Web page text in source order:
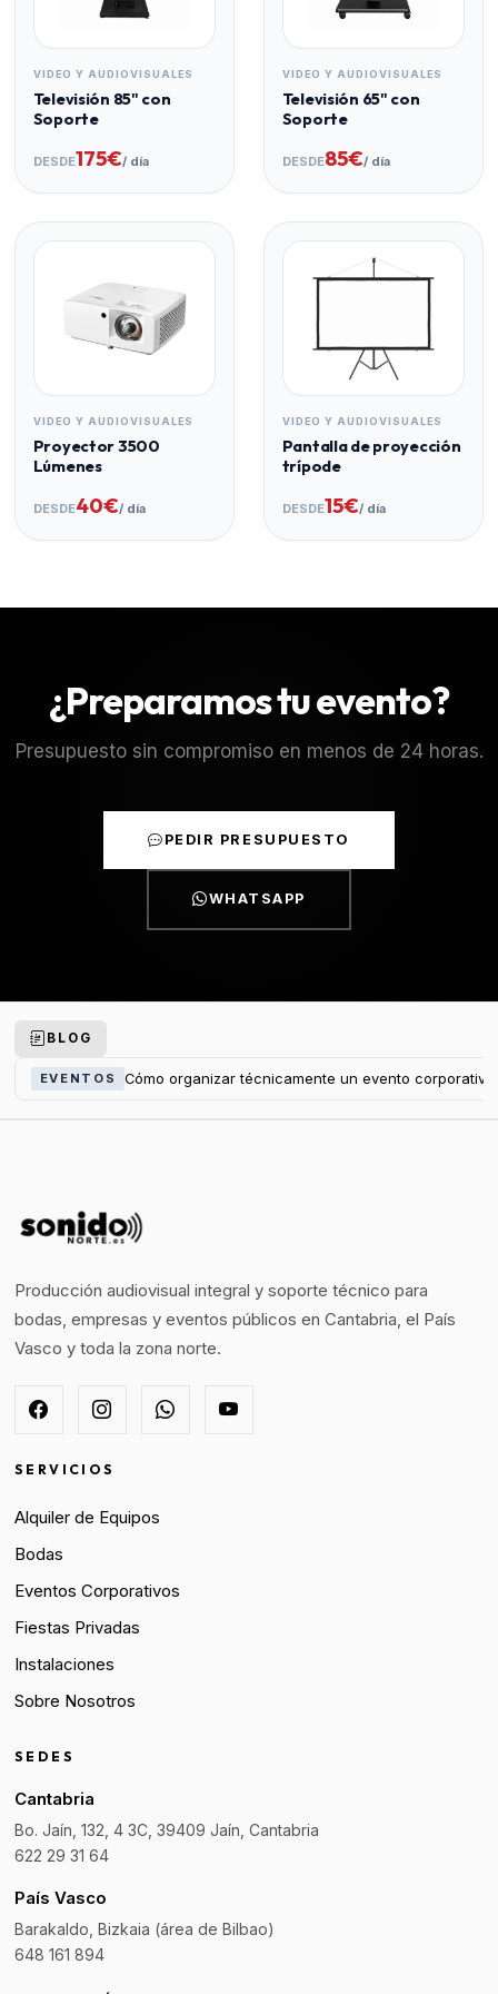
profundo)
mm
Incluye fuente de alimentación
VIDEO Y AUDIOVISUALES
Televisión 85" con
Soporte
DESDE175€/ día
VIDEO Y AUDIOVISUALES
Televisión 65" con
Soporte
DESDE85€/ día
VIDEO Y AUDIOVISUALES
Proyector 3500
Lúmenes
DESDE40€/ día
VIDEO Y AUDIOVISUALES
Pantalla de proyección
trípode
DESDE15€/ día
¿Preparamos tu evento?
Presupuesto sin compromiso en menos de 24 horas.
PEDIR PRESUPUESTO
WHATSAPP
BLOG
EVENTOS Cómo organizar técnicamente un evento
Producción audiovisual integral y soporte técnico para
bodas, empresas y eventos públicos en Cantabria, el País
Vasco y toda la zona norte.
SERVICIOS
Alquiler de Equipos
Bodas
Eventos Corporativos
Fiestas Privadas
Instalaciones
Sobre Nosotros
SEDES
Cantabria
Bo. Jaín, 132, 4 3C, 39409 Jaín, Cantabria
622 29 31 64
País Vasco
Barakaldo, Bizkaia (área de Bilbao)
648 161 894